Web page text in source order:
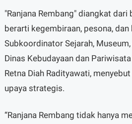
"Ranjana Rembang" diangkat dari
berarti kegembiraan, pesona, dan
Subkoordinator Sejarah,
Dinas Kebudayaan dan
Retna Diah Radityawati,
upaya strategis.
“Ranjana Rembang tidak hanya